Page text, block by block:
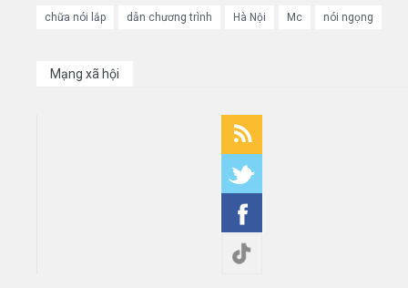
chữa nói lắp dẫn chương trình Hà Nội Mc nói ngọng
Mạng xã hội